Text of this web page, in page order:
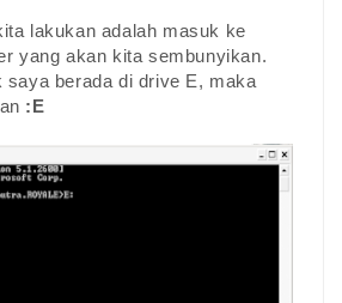
lakukan adalah masuk ke
yang akan kita sembunyikan.
saya berada di drive E, maka
:E